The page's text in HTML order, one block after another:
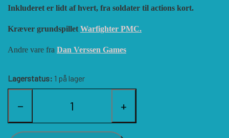
BLUE PANTHER
CATASTROPHE GAMES
CLASH OF ARMS
COMPASS GAMES
HISTORIC WINGS
HISTORIC'ONE
ION GAMES
LARRY M. PINKERTON JR.
SHAKOS
SNAFU DESIGNS
SOPHISTICATED GAMES
TRAFALGAR EDITIONS
CUBE4ME
Inkluderet er lidt af hvert, fra soldater til actions kort.
Kræver grundspillet Warfighter PMC.
Andre vare fra Dan Verssen Games
Lagerstatus: 1 på lager
− +